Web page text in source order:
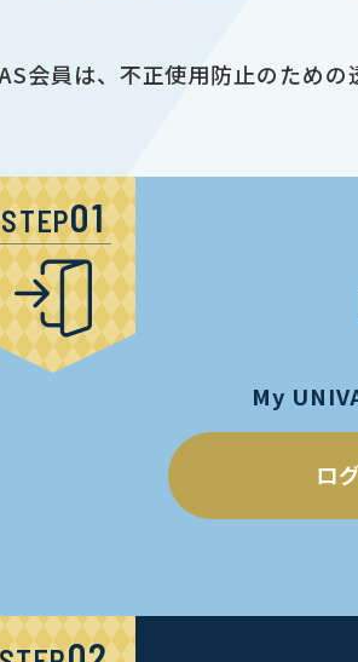
会員は、不正使用防止のための
STEP
My
ロ